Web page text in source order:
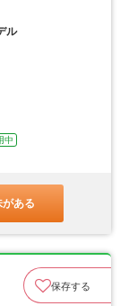
ル
中
ある
保存する